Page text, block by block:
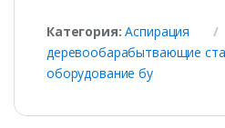
Категория:Аспирация
деревообарабытвающие
оборудование бу